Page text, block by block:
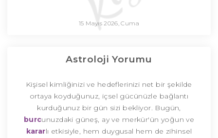
15 Mayıs 2026, Cuma
Astroloji Yorumu
Kişisel kimliğinizi ve hedeflerinizi net bir şekilde
ortaya koyduğunuz, içsel gücünüzle bağlantı
kurduğunuz bir gün sizi bekliyor. Bugün,
burcunuzdaki güneş, ay ve merkür'ün yoğun ve
kararlı etkisiyle, hem duygusal hem de zihinsel